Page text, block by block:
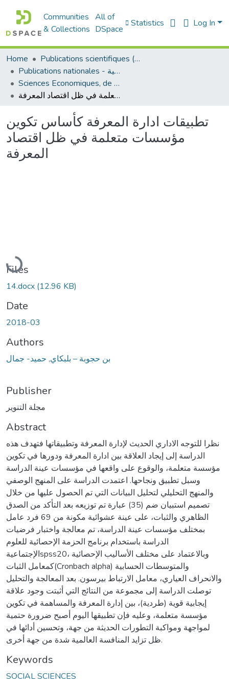
Communities
& Collections
All of
DSpace
Statistics Log In
Home
Publications scientifiques (Laboratoires)
Publications nationales - منشورات وطنية
Sciences Economiques, de Gestion et Commerciales - العلوم الإقتصادية و التجارية و علوم التسيير
تطبيقات ادارة المعرفة كأساس تكوين مؤسسات متعلمة في ظل اقتصاد المعرفة
تطبيقات ادارة المعرفة كأساس تكوين
مؤسسات متعلمة في ظل اقتصاد
المعرفة
Loading...
Files
14.docx (12.96 KB)
Date
2018-03
Authors
بن حجوبة – بلبكاي, حميد- جمال
Publisher
مجلة التنوير
Abstract
نظرا للتوجه الاداري الحديث لإدارة المعرفة وتطبيقاتها فتهدف هذه
الدراسة إلى إيجاد العلاقة بين ادارة المعرفة ودورها في تكوين
مؤسسة متعلمة، والوقوع على واقعها في مؤسسات عينة الدراسة
وسبل تطبيق ونجاحها. اعتمدت الدراسة على المنهج الوصفي
والمنهج التحليلي لتحليل البيانات التي تم الحصول عليها من خلال
تصميم استبيان ضم (35) عبارة تم توزيعه بعد التأكد من الصدق
الظاهري والثبات، على عينة عشوائية مكونة من 69 فرد عامل
بمختلف مؤسسات عينة الدراسة، تم معالجة واختبار فرضيات
الدراسة باستخدام برنامج الحزمة الإحصائية للعلوم
الإجتماعيةspss20، وبالاعتماد على مختلف الأساليب الإحصائية
كمعامل الثبات(Cronbach alpha) والمتوسطات الحسابية
والانحراف العياري، معامل الارتباط بيرسون. بعد المعالجة والتحليل
توصلت الدراسة إلى مجموعة من النتائج التي أثبتت وجود علاقة
إيجابية قوية (طردية)، بين إدارة المعرفة والمساهمة في تكوين
مؤسسة متعلمة، وعليه فإن تطبيقها اليوم أصبح ضرورة حتمية
لمواجهة ومواكبة التطورات الحديثة من جهة، وتحسين أدائها في
ظل تزايد المنافسة العالمية شدة من جهة أخرى.
Keywords
SOCIAL SCIENCES